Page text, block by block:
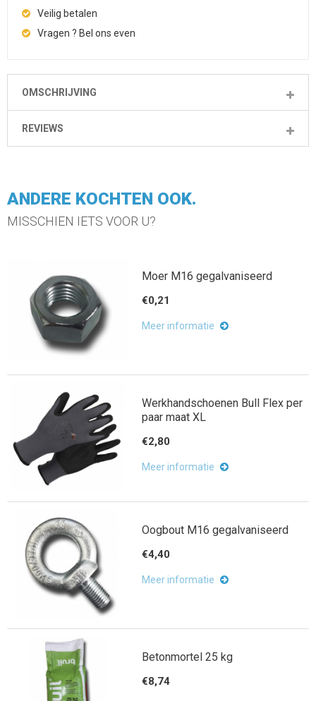
Veilig betalen
Vragen ? Bel ons even
OMSCHRIJVING
REVIEWS
ANDERE KOCHTEN OOK.
MISSCHIEN IETS VOOR U?
Moer M16 gegalvaniseerd
€0,21
Meer informatie
Werkhandschoenen Bull Flex per
paar maat XL
€2,80
Meer informatie
Oogbout M16 gegalvaniseerd
€4,40
Meer informatie
Betonmortel 25 kg
€8,74